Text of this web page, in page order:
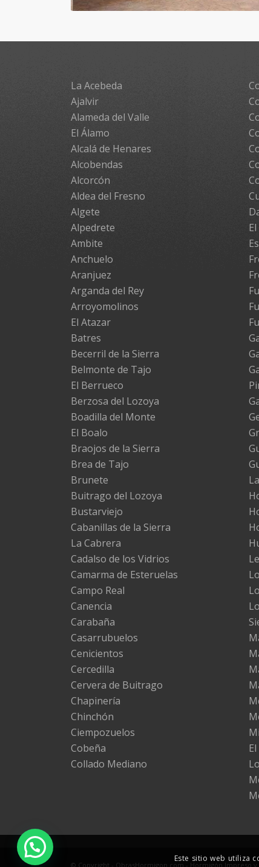
La Acebeda
Ajalvir
Alameda del Valle
El Álamo
Alcalá de Henares
Alcobendas
Alcorcón
Aldea del Fresno
Algete
Alpedrete
Ambite
Anchuelo
Aranjuez
Arganda del Rey
Arroyomolinos
El Atazar
Batres
Becerril de la Sierra
Belmonte de Tajo
El Berrueco
Berzosa del Lozoya
Boadilla del Monte
El Boalo
Braojos de la Sierra
Brea de Tajo
Brunete
Buitrago del Lozoya
Bustarviejo
Cabanillas de la Sierra
La Cabrera
Cadalso de los Vidrios
Camarma de Esteruelas
Campo Real
Canencia
Carabaña
Casarrubuelos
Cenicientos
Cercedilla
Cervera de Buitrago
Chapinería
Chinchón
Ciempozuelos
Cobeña
Collado Mediano
© Copyright - ObrasHormigon.com - Hormigón Impreso y
Este sitio web utiliza